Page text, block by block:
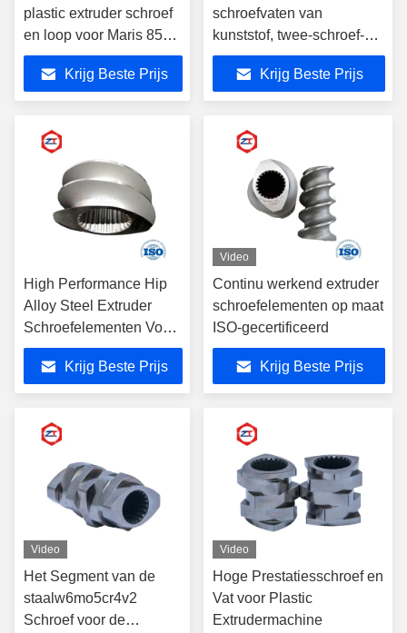
plastic extruder schroef
en loop voor Maris 85
PVC-buis extruder
Krijg Beste Prijs
schroefvaten van
kunststof, twee-schroef-
extruder-schroefelement
Krijg Beste Prijs
High Performance Hip
Alloy Steel Extruder
Schroefelementen Voor
Industrieel
Krijg Beste Prijs
Video
Continu werkend extruder
schroefelementen op maat
ISO-gecertificeerd
Krijg Beste Prijs
Video
Het Segment van de
staalw6mo5cr4v2
Schroef voor de
Video
Hoge Prestatiesschroef en
Vat voor Plastic
Extrudermachine